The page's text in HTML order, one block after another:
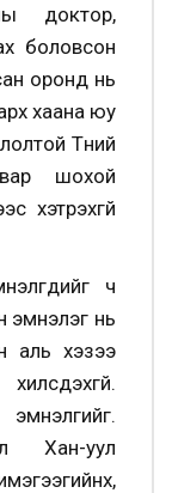
доктор,
боловсон
оронд нь
хаана юу
Түүний
шохой
хэтрэхгүй
ч
эмнэлэг нь
аль хэзээ
Хан-уул